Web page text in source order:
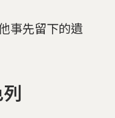
事先留下的遺